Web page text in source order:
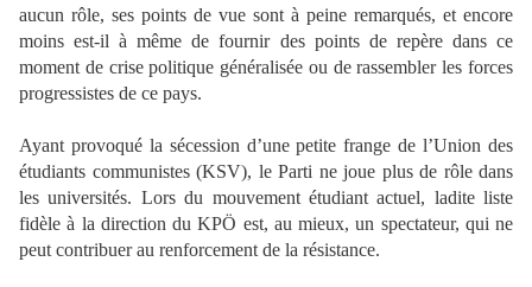
aucun rôle, ses points de vue sont à peine remarqués, et encore
moins est-il à même de fournir des points de repère dans ce
moment de crise politique généralisée ou de rassembler les forces
progressistes de ce pays.
Ayant provoqué la sécession d’une petite frange de l’Union des
étudiants communistes (KSV), le Parti ne joue plus de rôle dans
les universités. Lors du mouvement étudiant actuel, ladite liste
fidèle à la direction du KPÖ est, au mieux, un spectateur, qui ne
peut contribuer au renforcement de la résistance.